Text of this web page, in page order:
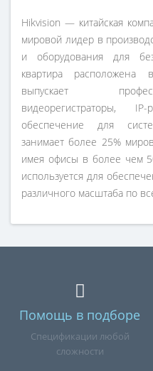
Hikvision — китайская
мировой лидер в
и оборудования для
квартира расположена
выпускает
видеорегистраторы,
обеспечение для
занимает более 25%
имея офисы в более чем
используется для
различного масштаба по
Помощь в подборе
Спецификации любой
сложности